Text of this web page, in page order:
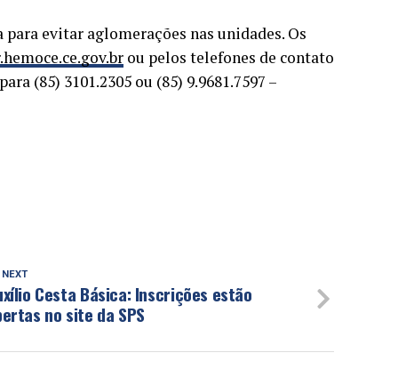
evitar aglomerações nas unidades. Os
ou pelos telefones de contato
(85) 3101.2305 ou (85) 9.9681.7597 –
NEXT
Cesta Básica: Inscrições estão
no site da SPS